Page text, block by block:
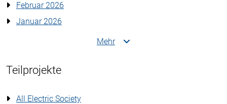
Februar 2026
Januar 2026
Mehr
Teilprojekte
All Electric Society